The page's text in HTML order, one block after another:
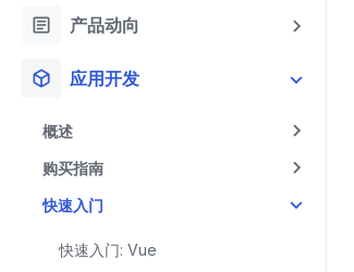
article 产品动向
deployed_code 应用开发
概述
购买指南
快速入门
快速入门: Vue